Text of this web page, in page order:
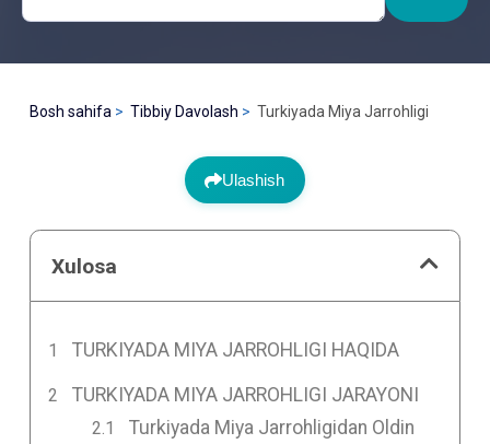
Bosh sahifa Tibbiy Davolash Turkiyada Miya Jarrohligi
Ulashish
Xulosa
TURKIYADA MIYA JARROHLIGI HAQIDA
TURKIYADA MIYA JARROHLIGI JARAYONI
Turkiyada Miya Jarrohligidan Oldin